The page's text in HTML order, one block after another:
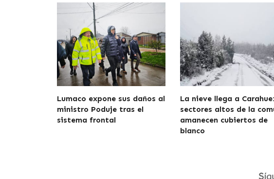
Lumaco expone sus daños al
ministro Poduje tras el
sistema frontal
La nieve llega a Carahue:
sectores altos de la
amanecen cubiertos de
blanco